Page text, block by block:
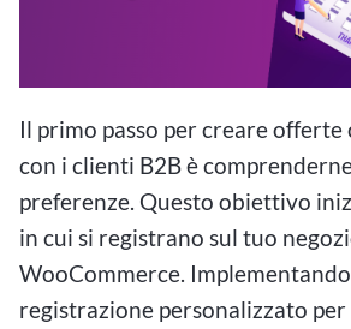
Il primo passo per creare
con i clienti B2B è
preferenze. Questo obiettivo
in cui si registrano sul tuo
WooCommerce.
registrazione personalizzato